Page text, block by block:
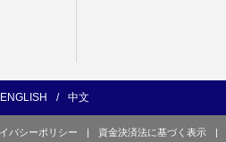
ENGLISH / 中文
バシーポリシー | 資金決済法に基づく表示 |